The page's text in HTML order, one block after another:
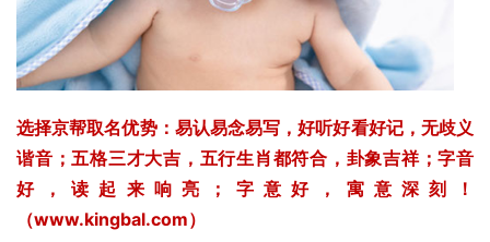
选择京帮取名优势：易认易念易写，好听好看好记，无歧义
谐音；五格三才大吉，五行生肖都符合，卦象吉祥；字音
好，读起来响亮；字意好，寓意深刻！
（www.kingbal.com）